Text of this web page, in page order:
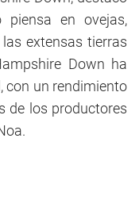
piensa en ovejas,
extensas tierras
Down ha
con un rendimiento
de los productores